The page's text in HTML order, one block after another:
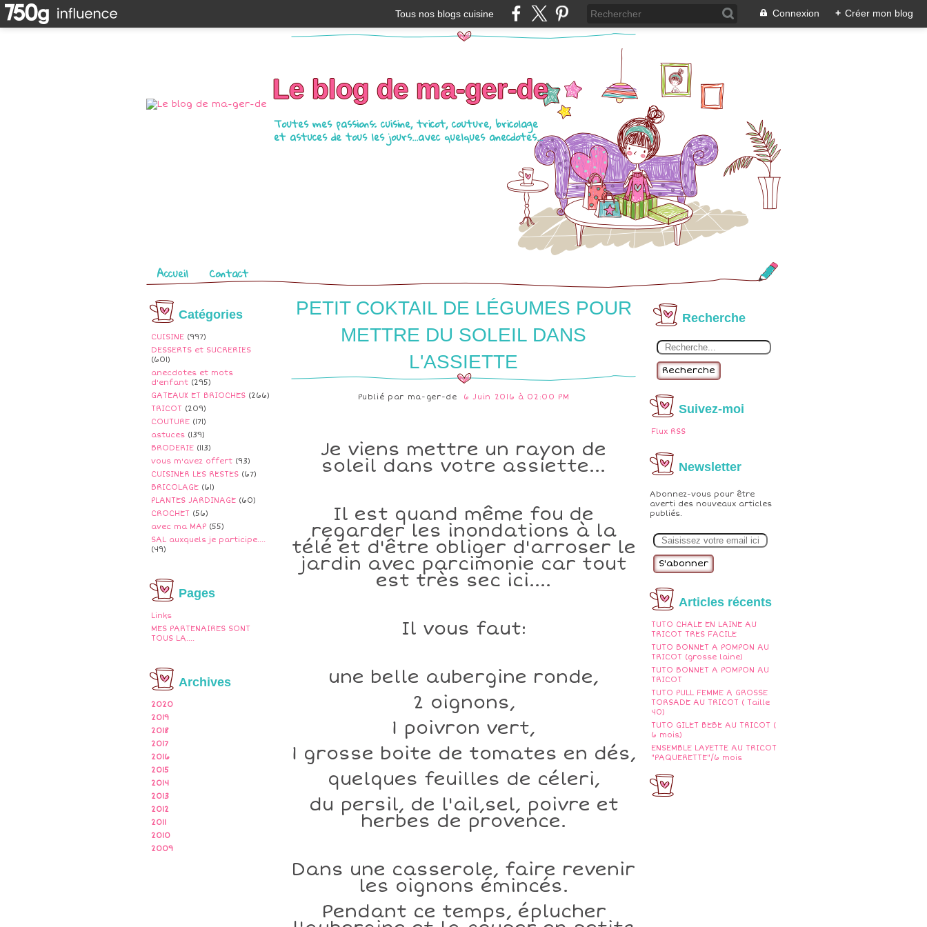
Tous nos blogs cuisine Connexion + Créer mon blog
Le blog de ma-ger-de
Toutes mes passions: cuisine, tricot, couture, bricolage
et astuces de tous les jours...avec quelques anecdotes...
Pages
Accueil Contact
Catégories
CUISINE (997)
DESSERTS et SUCRERIES
(601)
anecdotes et mots
d'enfant (295)
GATEAUX ET BRIOCHES (266)
TRICOT (209)
COUTURE (171)
astuces (139)
BRODERIE (113)
vous m'avez offert (93)
CUISINER LES RESTES (67)
BRICOLAGE (61)
PLANTES JARDINAGE (60)
CROCHET (56)
avec ma MAP (55)
SAL auxquels je participe....
(49)
Pages
Links
MES PARTENAIRES SONT
TOUS LA....
Archives
2020
2019
2018
2017
2016
2015
2014
2013
2012
2011
2010
2009
Recherche
Recherche
Suivez-moi
Flux RSS
Newsletter
Abonnez-vous pour être
averti des nouveaux articles
publiés.
m
Articles récents
TUTO CHALE EN LAINE AU
TRICOT TRES FACILE
TUTO BONNET A POMPON AU
TRICOT (grosse laine)
TUTO BONNET A POMPON AU
TRICOT
TUTO PULL FEMME A GROSSE
TORSADE AU TRICOT ( Taille
40)
TUTO GILET BEBE AU TRICOT (
6 mois)
ENSEMBLE LAYETTE AU TRICOT
"PAQUERETTE"/6 mois
PETIT COKTAIL DE LÉGUMES POUR
METTRE DU SOLEIL DANS
L'ASSIETTE
Publié par ma-ger-de 6 Juin 2016 à 02:00 PM
Je viens mettre un rayon de
soleil dans votre assiette...
Il est quand même fou de
regarder les inondations à la
télé et d'être obliger d'arroser le
jardin avec parcimonie car tout
est très sec ici....
Il vous faut:
une belle aubergine ronde,
2 oignons,
1 poivron vert,
1 grosse boite de tomates en dés,
quelques feuilles de céleri,
du persil, de l'ail,sel, poivre et
herbes de provence.
Dans une casserole, faire revenir
les oignons émincés.
Pendant ce temps, éplucher